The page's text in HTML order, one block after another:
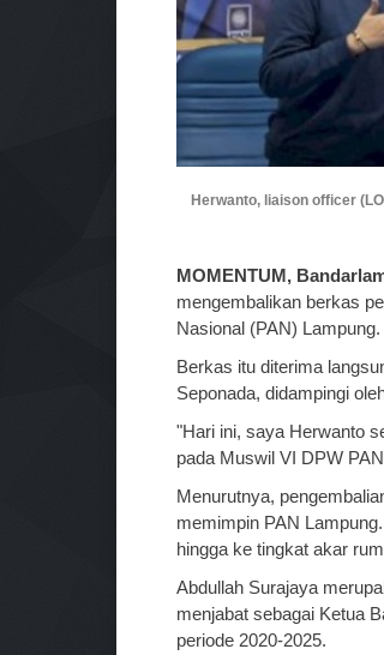
Herwanto, liaison officer
MOMENTUM,
mengembalikan berkas
Nasional (PAN) Lampung.
Berkas itu diterima
Seponada, didampingi
"Hari ini, saya Herwanto
pada Muswil VI DPW
Menurutnya,
memimpin PAN
hingga ke tingkat akar
Abdullah Surajaya
menjabat sebagai Ketua
periode 2020-2025.